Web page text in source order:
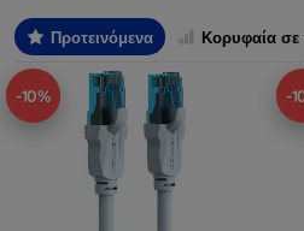
Προτεινόμενα Κορυφαία σε
-10% -